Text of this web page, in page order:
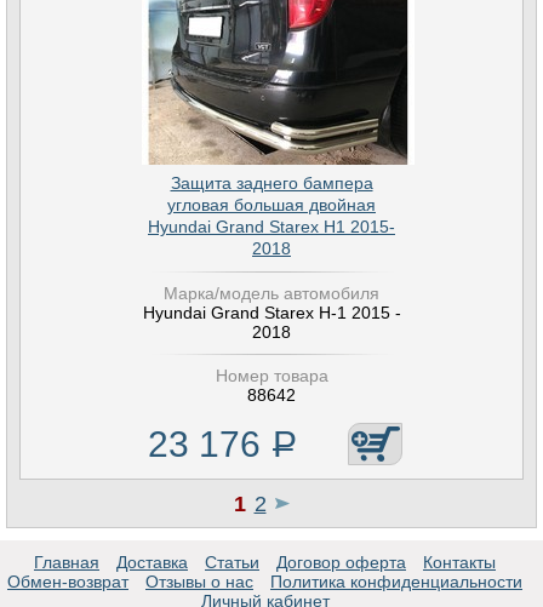
Защита заднего бампера
угловая большая двойная
Hyundai Grand Starex H1 2015-
2018
Марка/модель автомобиля
Hyundai Grand Starex H-1 2015 -
2018
Номер товара
88642
23 176 Р
1 2
Главная Доставка Статьи Договор оферта
Контакты
Обмен-возврат
Отзывы о нас
Политика конфиденциальности
Личный кабинет